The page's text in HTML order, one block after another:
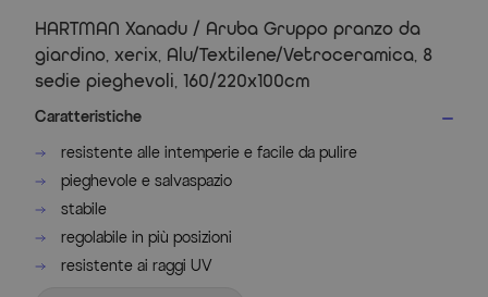
HARTMAN Xanadu / Aruba Gruppo pranzo da
giardino, xerix, Alu/Textilene/Vetroceramica, 8
sedie pieghevoli, 160/220x100cm
Caratteristiche
resistente alle intemperie e facile da pulire
pieghevole e salvaspazio
stabile
regolabile in più posizioni
resistente ai raggi UV